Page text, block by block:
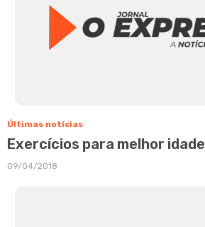
Últimas notícias
Exercícios para melhor idade
09/04/2018